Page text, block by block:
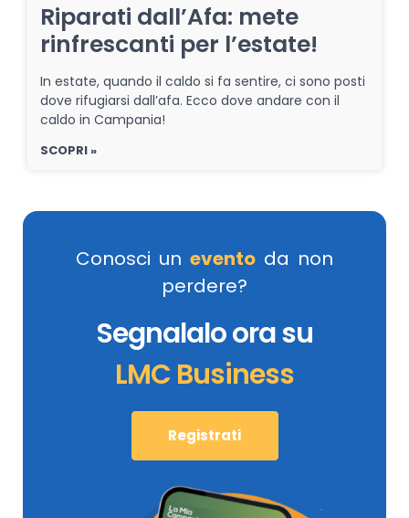
Riparati dall’Afa: mete
rinfrescanti per l’estate!
In estate, quando il caldo si fa sentire, ci sono posti
dove rifugiarsi dall’afa. Ecco dove andare con il
caldo in Campania!
SCOPRI »
Conosci un evento da non
perdere?
Segnalalo ora su
LMC Business
Registrati